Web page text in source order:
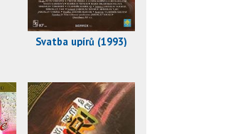
Svatba upírů (1993)